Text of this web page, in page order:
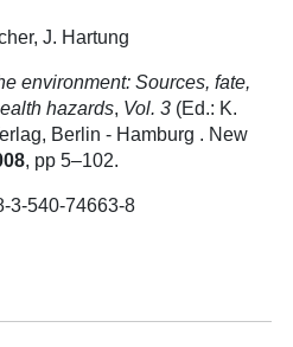
J. Hartung
environment: Sources, fate,
hazards, Vol. 3(Ed.: K.
Berlin - Hamburg . New
, pp 5–102.
3-540-74663-8